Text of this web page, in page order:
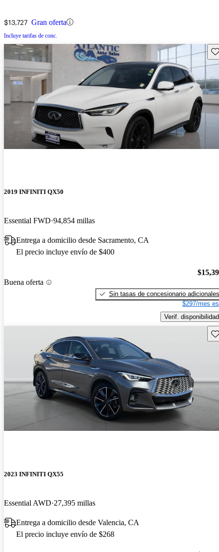
$13,727 Gran oferta
Incluye tarifas de conc.
2019 INFINITI QX50
Essential FWD 94,854 millas
Entrega a domicilio desde Sacramento, CA
El precio incluye envío de $400
Buena oferta
Sin tasas de concesionario adicionales
$297/mes
Verif. disponibilidad
2023 INFINITI QX55
Essential AWD 27,395 millas
Entrega a domicilio desde Valencia, CA
El precio incluye envío de $268